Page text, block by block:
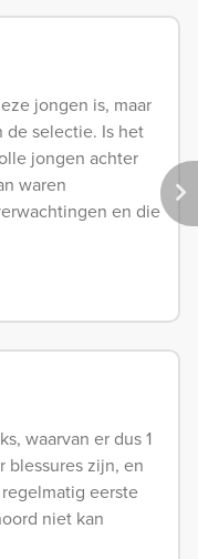
jongen is, maar
de selectie. Is het
jongen achter
waren
en die
waarvan er dus 1
blessures zijn, en
eerste
niet kan